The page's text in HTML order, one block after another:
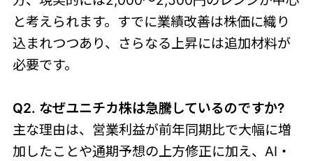
と考えられます。すでに業績改善は株価に織り
込まれつつあり、さらなる上昇には追加材料が
必要です。
Q2. なぜユニチカ株は急騰しているのですか?
主な理由は、営業利益が前年同期比で大幅に増
加したことや通期予想の上方修正に加え、AI・